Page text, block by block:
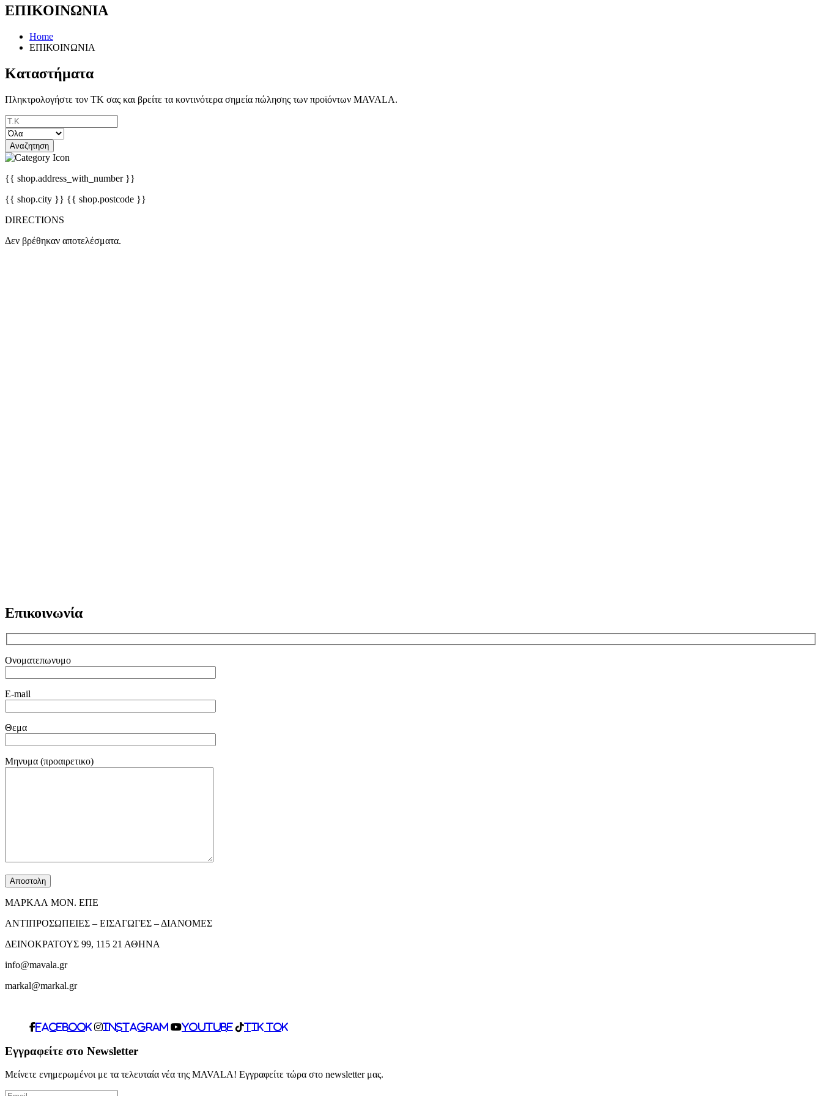
ΕΠΙΚΟΙΝΩΝΙΑ
Home
ΕΠΙΚΟΙΝΩΝΙΑ
Καταστήματα
Πληκτρολογήστε τον ΤΚ σας και βρείτε τα κοντινότερα σημεία πώλησης των προϊόντων MAVALA.
Αναζητηση
{{ shop.address_with_number }}
{{ shop.city }} {{ shop.postcode }}
DIRECTIONS
Δεν βρέθηκαν αποτελέσματα.
Επικοινωνία
Ονοματεπωνυμο
Ε-mail
Θεμα
Μηνυμα (προαιρετικο)
ΜΑΡΚΑΛ ΜΟΝ. ΕΠΕ
ΑΝΤΙΠΡΟΣΩΠΕΙΕΣ – ΕΙΣΑΓΩΓΕΣ – ΔΙΑΝΟΜΕΣ
ΔΕΙΝΟΚΡΑΤΟΥΣ 99, 115 21 ΑΘΗΝΑ
info@mavala.gr
markal@markal.gr
facebook Instagram Youtube Tik Tok
Εγγραφείτε στο Newsletter
Μείνετε ενημερωμένοι με τα τελευταία νέα της MAVALA! Εγγραφείτε τώρα στο newsletter μας.